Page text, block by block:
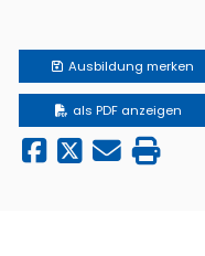
Ausbildung merken
als PDF anzeigen